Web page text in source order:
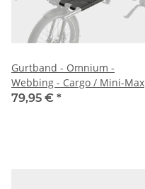
Gurtband - Omnium -
Webbing - Cargo / Mini-Max
79,95 € *